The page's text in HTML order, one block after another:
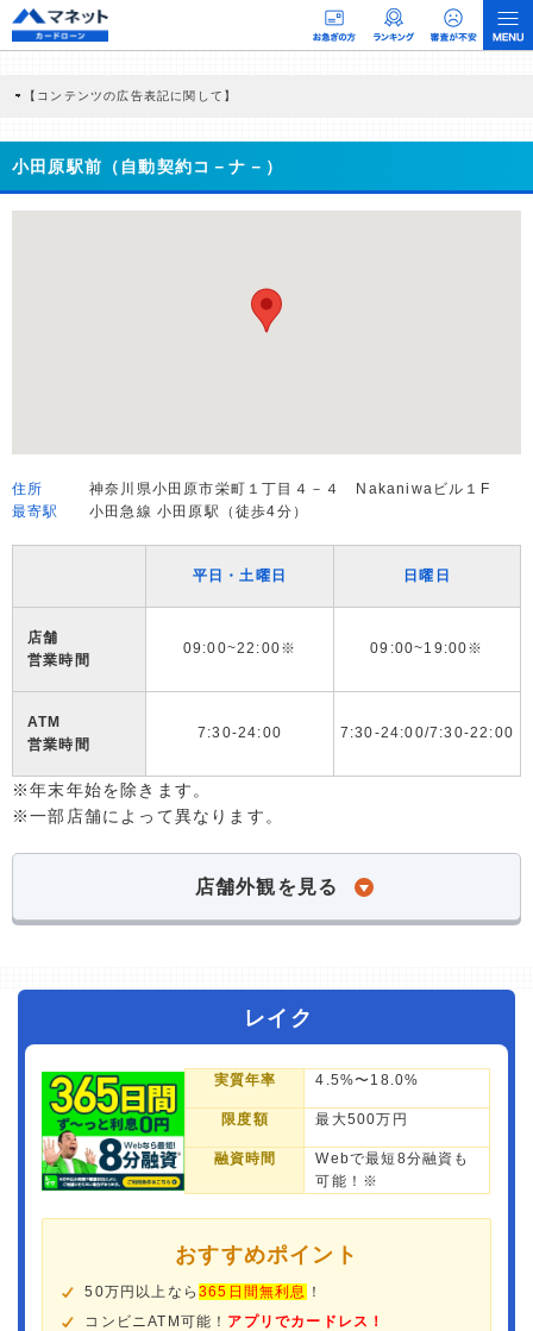
【コンテンツの広告表記に関して】
商品を根拠なくPRするものではなく、当編集部の調査／ユーザーへの口コミ収集な
どに基づき、公平性を担保した情報提供を行っています。
>提携企業一覧
小田原駅前（自動契約コ－ナ－）
住所
神奈川県小田原市栄町１丁目４－４ Nakaniwaビル１F
最寄駅
小田急線 小田原駅（徒歩4分）
平日・土曜日 日曜日
店舗
営業時間
09:00~22:00※ 09:00~19:00※
ATM
営業時間
7:30-24:00 7:30-24:00/7:30-22:00
※年末年始を除きます。
※一部店舗によって異なります。
店舗外観を見る
レイク
実質年率 4.5%〜18.0%
限度額 最大500万円
融資時間
Webで最短8分融資も
可能！※
おすすめポイント
50万円以上なら365日間無利息 ！
コンビニATM可能！ アプリでカードレス！